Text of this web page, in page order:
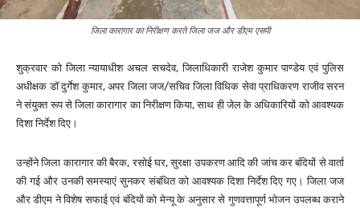
जिला कारागार का निरीक्षण करते जिला जज और डीएम एसपी
शुक्रवार को जिला न्यायाधीश अचल सचदेव, जिलाधिकारी राजेश कुमार पाण्डेय एवं पुलिस
अधीक्षक डॉ दुर्गेश कुमार, अपर जिला जज/सचिव जिला विधिक सेवा प्राधिकरण राजीव सरन
ने संयुक्त रूप से जिला कारागार का निरीक्षण किया, साथ ही जेल के अधिकारियों को आवश्यक
दिशा निर्देश दिए।
उन्होंने जिला कारागार की बैरक, रसोई घर, सुरक्षा उपकरण आदि की जांच कर बंदियों से वार्ता
की गई और उनकी समस्याएं सुनकर संबंधित को आवश्यक दिशा निर्देश दिए गए। जिला जज
और डीएम ने विशेष सफाई एवं बंदियों को मेन्यू के अनुसार से गुणवत्तापूर्ण भोजन उपलब्ध कराने